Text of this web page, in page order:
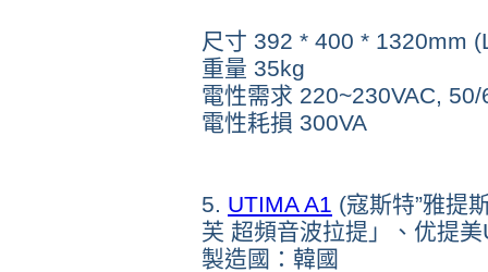
尺寸 392 * 400 * 1320mm
重量 35kg
電性需求 220~230VAC, 50/
電性耗損 300VA
5. UTIMA A1 (寇斯特”雅提
芙 超頻音波拉提」、 优提
製造國：韓國